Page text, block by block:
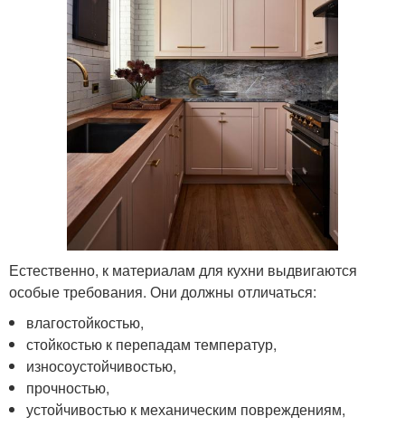
Естественно, к материалам для кухни выдвигаются
особые требования. Они должны отличаться:
влагостойкостью,
стойкостью к перепадам температур,
износоустойчивостью,
прочностью,
устойчивостью к механическим повреждениям,